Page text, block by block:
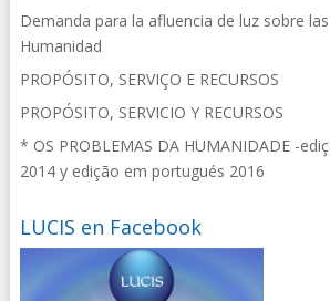
Demanda para la afluencia de luz sobre
Humanidad
PROPÓSITO, SERVIÇO E RECURSOS
PROPÓSITO, SERVICIO Y RECURSOS
* OS PROBLEMAS DA HUMANIDADE -
2014 y edição em portugués 2016
LUCIS en Facebook